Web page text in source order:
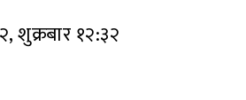
शुक्रबार १२:३२